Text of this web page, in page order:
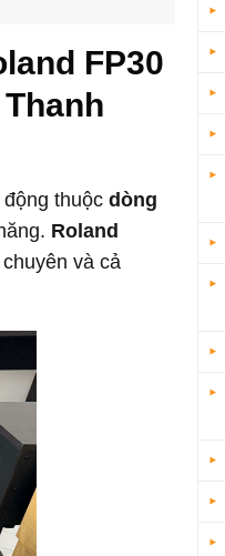
FP30
thuộc dòng
Roland
và cả